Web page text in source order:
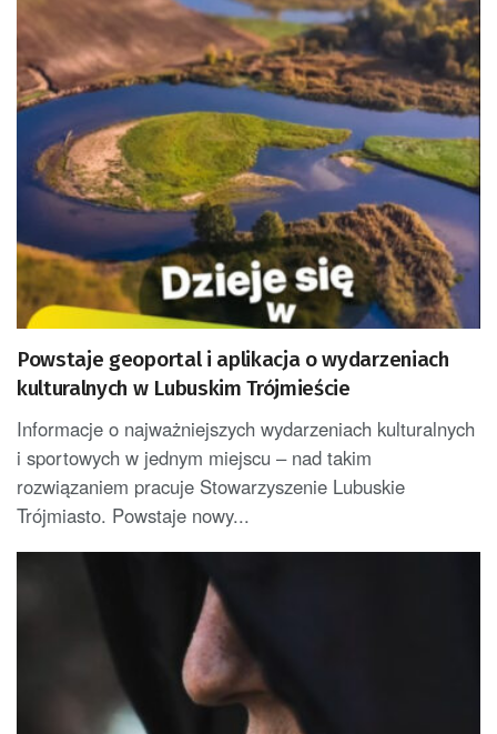
Powstaje geoportal i aplikacja o wydarzeniach
kulturalnych w Lubuskim Trójmieście
Informacje o najważniejszych wydarzeniach kulturalnych
i sportowych w jednym miejscu – nad takim
rozwiązaniem pracuje Stowarzyszenie Lubuskie
Trójmiasto. Powstaje nowy...